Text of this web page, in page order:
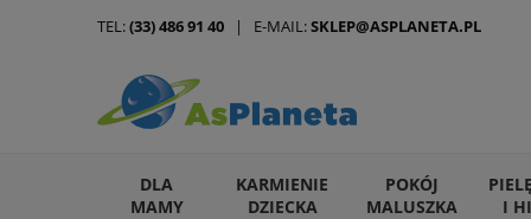
DLA
MAMY
KARMIENIE
DZIECKA
POKÓJ
MALUSZKA
I
TEL:(33) 486 91 40 | E-MAIL:SKLEP@ASPLANETA.PL